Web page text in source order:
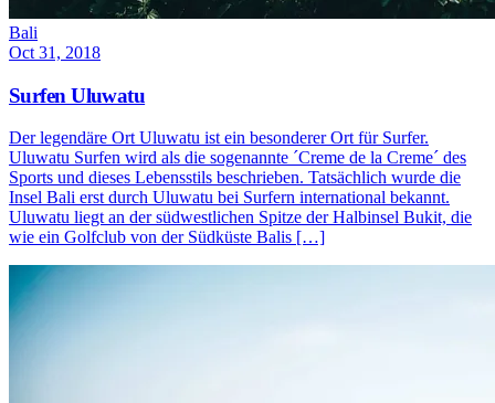
Bali
Oct 31, 2018
Surfen Uluwatu
Der legendäre Ort Uluwatu ist ein besonderer Ort für Surfer.
Uluwatu Surfen wird als die sogenannte ´Creme de la Creme´ des
Sports und dieses Lebensstils beschrieben. Tatsächlich wurde die
Insel Bali erst durch Uluwatu bei Surfern international bekannt.
Uluwatu liegt an der südwestlichen Spitze der Halbinsel Bukit, die
wie ein Golfclub von der Südküste Balis […]